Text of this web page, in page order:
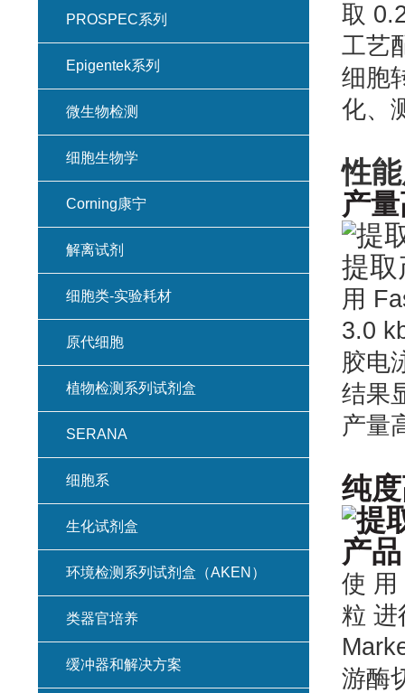
取
工艺
细胞
化、
性
产
用
3.0
胶电
结果
产量
纯
使 用
粒 进
游酶
PROSPEC系列
Epigentek系列
微生物检测
细胞生物学
Corning康宁
解离试剂
细胞类-实验耗材
原代细胞
植物检测系列试剂盒
SERANA
细胞系
生化试剂盒
环境检测系列试剂盒（AKEN）
类器官培养
缓冲器和解决方案